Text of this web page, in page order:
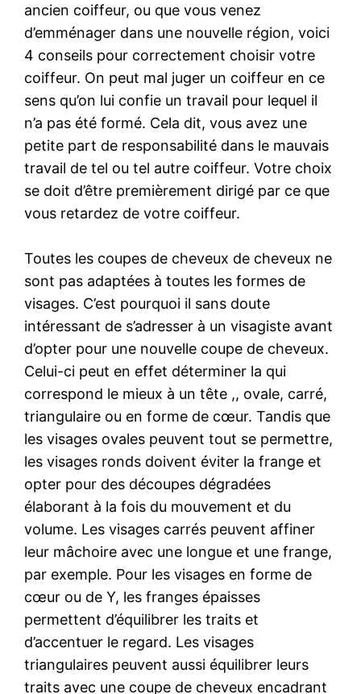
ancien coiffeur, ou que vous venez
d’emménager dans une nouvelle région, voici
4 conseils pour correctement choisir votre
coiffeur. On peut mal juger un coiffeur en ce
sens qu’on lui confie un travail pour lequel il
n’a pas été formé. Cela dit, vous avez une
petite part de responsabilité dans le mauvais
travail de tel ou tel autre coiffeur. Votre choix
se doit d’être premièrement dirigé par ce que
vous retardez de votre coiffeur.
Toutes les coupes de cheveux de cheveux ne
sont pas adaptées à toutes les formes de
visages. C’est pourquoi il sans doute
intéressant de s’adresser à un visagiste avant
d’opter pour une nouvelle coupe de cheveux.
Celui-ci peut en effet déterminer la qui
correspond le mieux à un tête ,, ovale, carré,
triangulaire ou en forme de cœur. Tandis que
les visages ovales peuvent tout se permettre,
les visages ronds doivent éviter la frange et
opter pour des découpes dégradées
élaborant à la fois du mouvement et du
volume. Les visages carrés peuvent affiner
leur mâchoire avec une longue et une frange,
par exemple. Pour les visages en forme de
cœur ou de Y, les franges épaisses
permettent d’équilibrer les traits et
d’accentuer le regard. Les visages
triangulaires peuvent aussi équilibrer leurs
traits avec une coupe de cheveux encadrant